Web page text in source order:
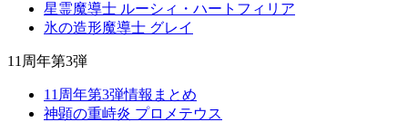
星霊魔導士 ルーシィ・ハートフィリア
氷の造形魔導士 グレイ
11周年第3弾
11周年第3弾情報まとめ
神顕の重峙炎 プロメテウス